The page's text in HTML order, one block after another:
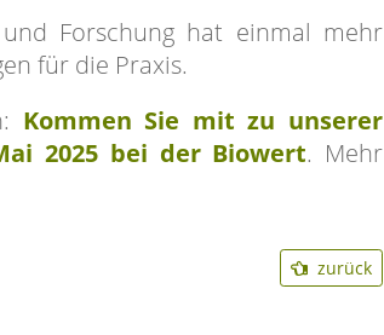
Forschung hat einmal mehr
für die Praxis.
Kommen Sie mit zu unserer
2025 bei der Biowert. Mehr
zurück